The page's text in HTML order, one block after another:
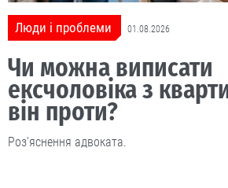
Люди і проблеми 01.08.2026
Чи можна виписати
ексчоловіка з
він проти?
Роз'яснення адвоката.